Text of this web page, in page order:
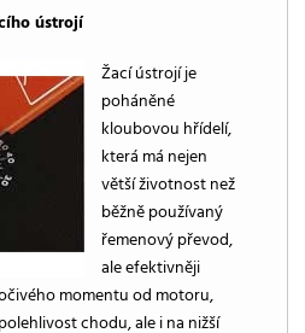
ústrojí
Žací ústrojí je
poháněné
kloubovou hřídelí,
která má nejen
větší životnost než
běžně používaný
řemenový převod,
ale efektivněji
momentu od motoru,
chodu, ale i na nižší